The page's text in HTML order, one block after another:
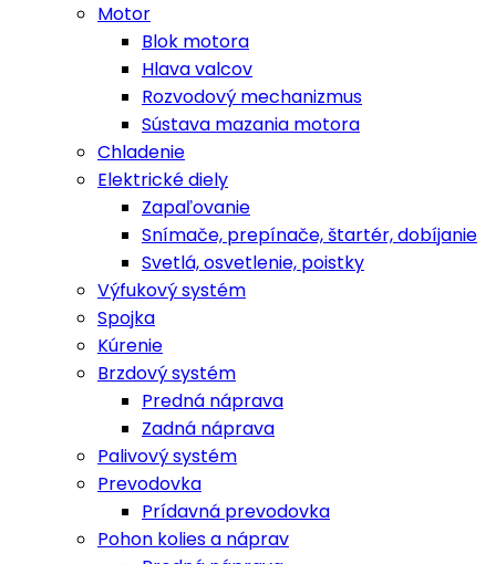
Motor
Blok motora
Hlava valcov
Rozvodový mechanizmus
Sústava mazania motora
Chladenie
Elektrické diely
Zapaľovanie
Snímače, prepínače, štartér, dobíjanie
Svetlá, osvetlenie, poistky
Výfukový systém
Spojka
Kúrenie
Brzdový systém
Predná náprava
Zadná náprava
Palivový systém
Prevodovka
Prídavná prevodovka
Pohon kolies a náprav